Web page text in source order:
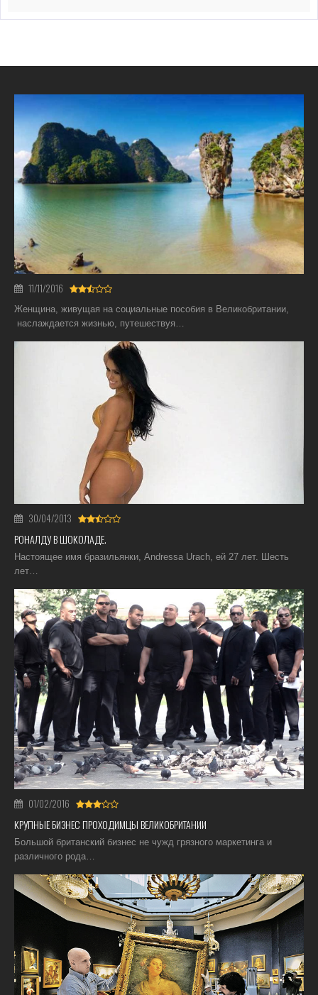
11/11/2016
Женщина, живущая на социальные пособия в Великобритании,
наслаждается жизнью, путешествуя…
30/04/2013
РОНАЛДУ В ШОКОЛАДЕ.
Настоящее имя бразильянки, Andressa Urach, ей 27 лет. Шесть
лет…
01/02/2016
КРУПНЫЕ БИЗНЕС ПРОХОДИМЦЫ ВЕЛИКОБРИТАНИИ
Большой британский бизнес не чужд грязного маркетинга и
различного рода…